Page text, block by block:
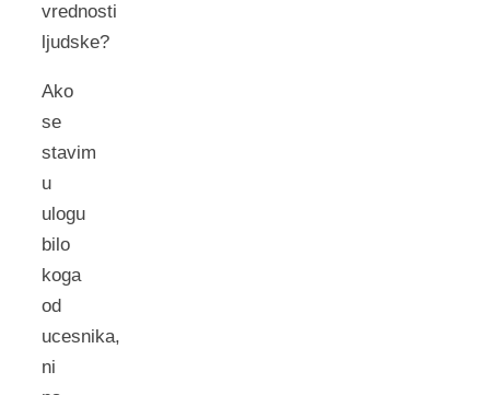
vrednosti
ljudske?
Ako
se
stavim
u
ulogu
bilo
koga
od
ucesnika,
ni